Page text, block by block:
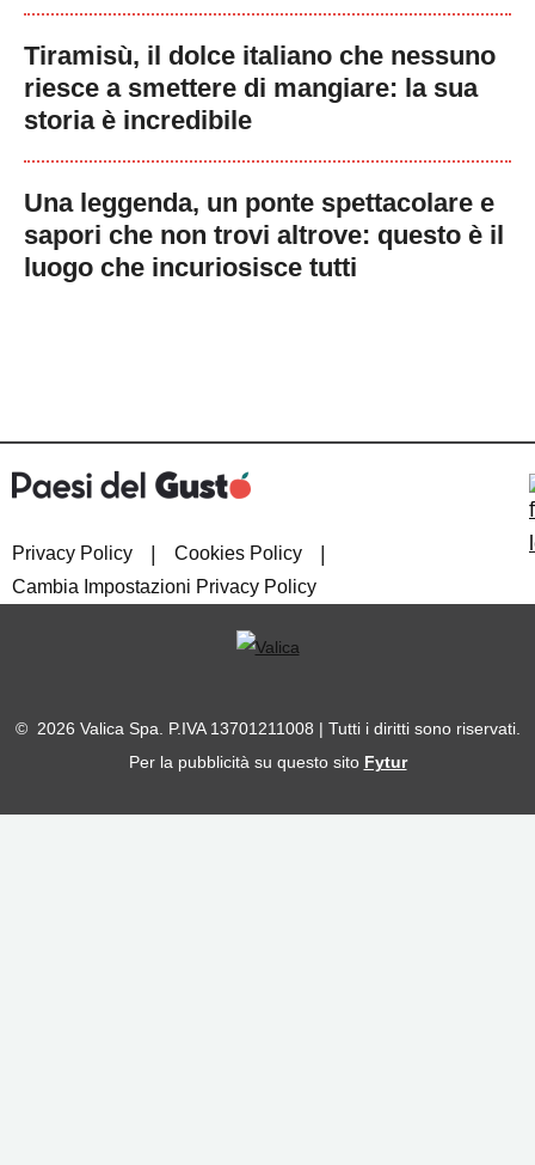
Tiramisù, il dolce italiano che nessuno
riesce a smettere di mangiare: la sua
storia è incredibile
Una leggenda, un ponte spettacolare e
sapori che non trovi altrove: questo è il
luogo che incuriosisce tutti
Privacy Policy Cookies Policy
Cambia Impostazioni Privacy Policy
© 2026 Valica Spa. P.IVA 13701211008 | Tutti i diritti sono riservati.
Per la pubblicità su questo sito Fytur